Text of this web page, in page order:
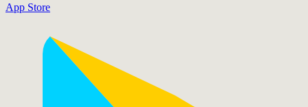
App Store